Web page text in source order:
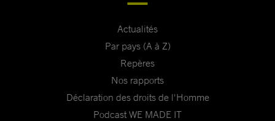
Actualités
Par pays (A à Z)
Repères
Nos rapports
Déclaration des droits de l'Homme
Podcast WE MADE IT